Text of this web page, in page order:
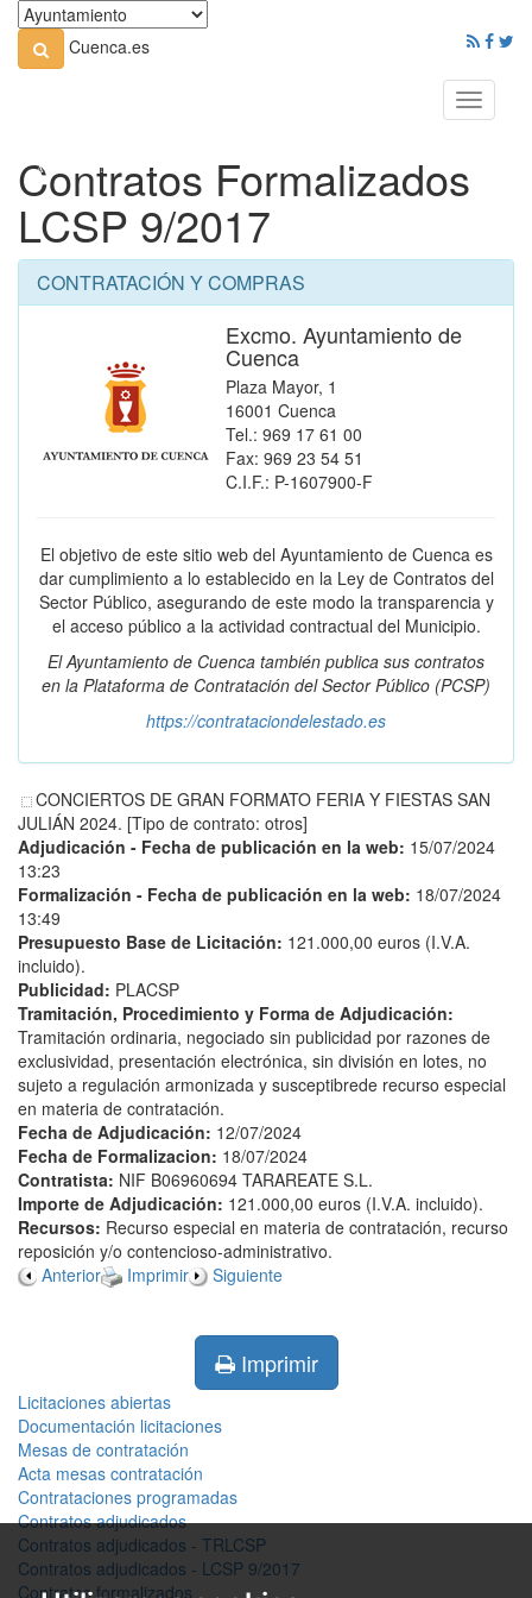
Cuenca.es
Toggle
Contratos Formalizados
LCSP 9/2017
CONTRATACIÓN Y COMPRAS
Excmo. Ayuntamiento de
Cuenca
Plaza Mayor, 1
16001 Cuenca
Tel.: 969 17 61 00
Fax: 969 23 54 51
C.I.F.: P-1607900-F
El objetivo de este sitio web del Ayuntamiento de Cuenca es
dar cumplimiento a lo establecido en la Ley de Contratos del
Sector Público, asegurando de este modo la transparencia y
el acceso público a la actividad contractual del Municipio.
El Ayuntamiento de Cuenca también publica sus contratos
en la Plataforma de Contratación del Sector Público (PCSP)
https://contrataciondelestado.es
CONCIERTOS DE GRAN FORMATO FERIA Y FIESTAS SAN
JULIÁN 2024. [Tipo de contrato: otros]
Adjudicación - Fecha de publicación en la web: 15/07/2024
13:23
Formalización - Fecha de publicación en la web: 18/07/2024
13:49
Presupuesto Base de Licitación: 121.000,00 euros (I.V.A.
incluido).
Publicidad: PLACSP
Tramitación, Procedimiento y Forma de Adjudicación:
Tramitación ordinaria, negociado sin publicidad por razones de
exclusividad, presentación electrónica, sin división en lotes, no
sujeto a regulación armonizada y susceptibrede recurso especial
en materia de contratación.
Fecha de Adjudicación: 12/07/2024
Fecha de Formalizacion: 18/07/2024
Contratista: NIF B06960694 TARAREATE S.L.
Importe de Adjudicación: 121.000,00 euros (I.V.A. incluido).
Recursos: Recurso especial en materia de contratación, recurso
reposición y/o contencioso-administrativo.
Anterior
Imprimir Siguiente
Imprimir
Licitaciones abiertas
Documentación licitaciones
Mesas de contratación
Acta mesas contratación
Contrataciones programadas
Contratos adjudicados
Contratos adjudicados - TRLCSP
Contratos adjudicados - LCSP 9/2017
Contratos formalizados